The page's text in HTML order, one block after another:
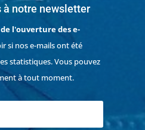
à notre newsletter
l'ouverture des e-
si nos e-mails ont été
statistiques. Vous pouvez
à tout moment.